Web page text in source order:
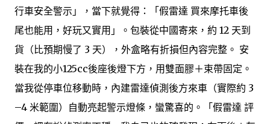
行車安全警示」，當下就覺得：「假雷達 買來摩托車後
尾也能用，好玩又實用」。包裝從中國寄來，約 12 天到
貨（比預期慢了 3 天），外盒略有折損但內容完整。 安
裝在我的小125cc後座後燈下方，用雙面膠＋束帶固定。
當我從停車位移動時，內建雷達偵測後方來車（實際約 3
–4 米範圍）自動亮起警示燈條，蠻驚喜的。「假雷達 評